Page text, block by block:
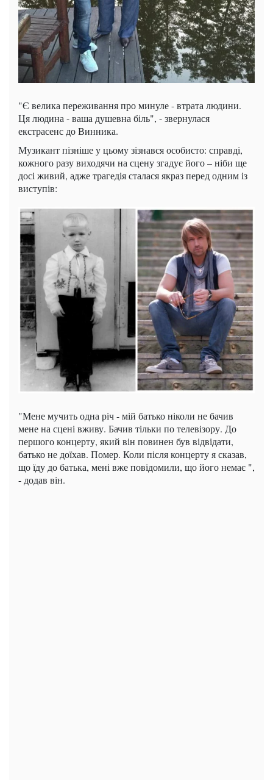
"Є велика переживання про минуле - втрата людини.
Ця людина - ваша душевна біль", - звернулася
екстрасенс до Винника.
Музикант пізніше у цьому зізнався особисто: справді,
кожного разу виходячи на сцену згадує його – ніби ще
досі живий, адже трагедія сталася якраз перед одним із
виступів:
"Мене мучить одна річ - мій батько ніколи не бачив
мене на сцені вживу. Бачив тільки по телевізору. До
першого концерту, який він повинен був відвідати,
батько не доїхав. Помер. Коли після концерту я сказав,
що їду до батька, мені вже повідомили, що його немає ",
- додав він.